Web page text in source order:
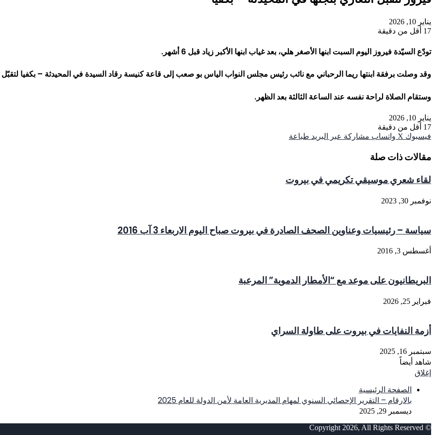
يناير 10, 2026
17 أقل من دقيقة
تودّع السيّدة فيروز اليوم السبت ابنها الأصغر هلي، بعد غياب ابنها الأكبر زياد قبل 6 أشهر.
وقد وصلت برفقة ابنتها ريما الرحباني مع نائب رئيس مجلس النواب الياس بو صعب إلى قاعة كنيسة رقاد السيدة في المحيدثة – بكفيا لتقبّل
وستقام الصلاة لراحة نفسه عند الساعة الثالثة بعد الظهر.
يناير 10, 2026
17 أقل من دقيقة
فيسبوك ‫X واتساب مشاركة عبر البريد طباعة
مقالات ذات صلة
لقاء شعري موسيقي تكريمي في بيروت
نوفمبر 30, 2023
سياسة – رئيسيات وعناوين الصحف الصادرة في بيروت صباح اليوم الاربعاء 3 آب 2016
أغسطس 3, 2016
البريطانيون على موعد مع “الأمطار الدموية” المرعبة
فبراير 25, 2026
أزمة النفايات في بيروت على طاولة السراي
سبتمبر 16, 2025
شاهد أيضاً
إغلاق
الصفحة الرئيسية
بالارقام – التقرير الإحصائي السنوي لمهام المديرية العامة لأمن الدولة للعام 2025
ديسمبر 29, 2025
© Copyright 2026, All Rights Reserved